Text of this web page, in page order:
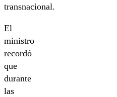
transnacional.
El
ministro
recordó
que
durante
las